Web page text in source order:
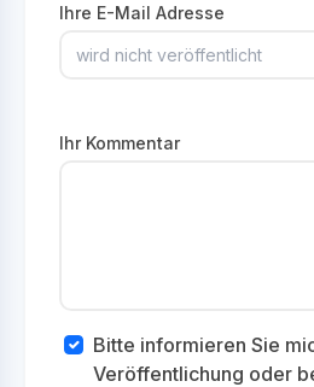
Ihre E-Mail Adresse
Ihr Kommentar
Bitte informieren Sie
Veröffentlichung oder